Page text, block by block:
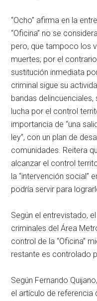
“Ocho” afirma en la
“Oficina” no se
pero, que tampoco los
muertes; por el
sustitución inmediata
criminal sigue su
bandas
lucha por el control
importancia de “una
ley”, con un plan de
comunidades. Reitera
alcanzar el control
la “intervención social”
podría servir para
Según el entrevistado,
criminales del Área
control de la “Oficina”
restante es controlado
Según Fernando
el artículo de referencia